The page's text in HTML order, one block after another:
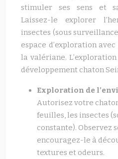
stimuler ses sens et
Laissez-le explorer
insectes (sous
espace d’exploration
la valériane.
développement chaton
Exploration de
Autorisez votre
feuilles, les insectes
constante). Observez
encouragez-le à
textures et odeurs.